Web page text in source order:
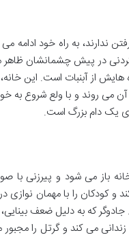
به راه خود ادامه می
در پیش چشمانشان
از آبنبات است. این
می روند و با ولع شروع به
یک دام بزرگ است.
باز می شود و پیرزنی با
و کودکان را با مهمان نوازی
جادوگر که به دلیل ضعف
می کند و گرتل را مجبور